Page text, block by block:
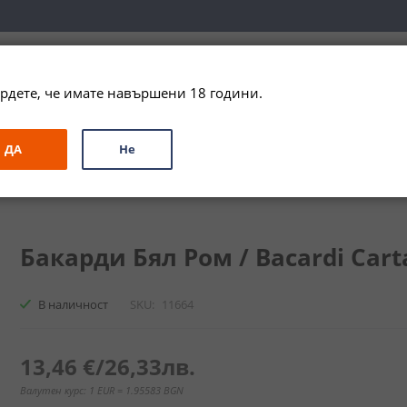
ЗА ПОДАРЪК ПРОМО СПЕЦИАЛНИ ПРЕДЛОЖЕНИЯ
/ Bacardi Carta Blanca Rum
Бакарди Бял Ром / Bacardi
В наличност SKU 11664
13,46 €/26,33лв.
Валутен курс: 1 EUR = 1.95583 BGN
че имате навършени 18 години.
ДА Не